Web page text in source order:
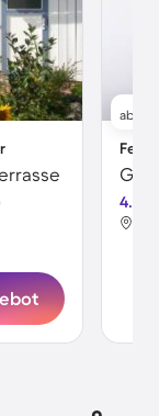
ab
4.7